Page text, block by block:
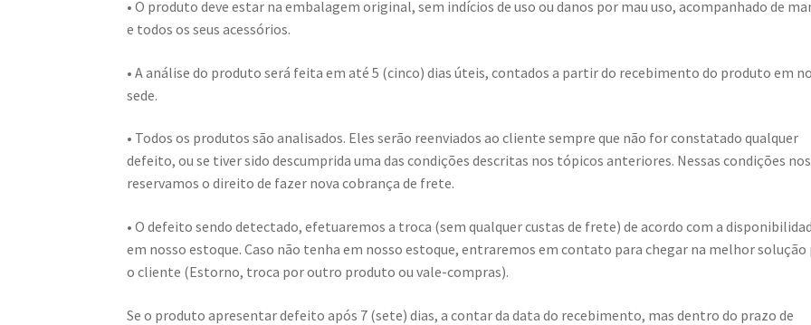
• O produto deve estar na embalagem original, sem indícios de uso ou danos por mau uso, acompanhado de
e todos os seus acessórios.
• A análise do produto será feita em até 5 (cinco) dias úteis, contados a partir do recebimento do produto em
sede.
• Todos os produtos são analisados. Eles serão reenviados ao cliente sempre que não for constatado qualquer
defeito, ou se tiver sido descumprida uma das condições descritas nos tópicos anteriores. Nessas condições nos
reservamos o direito de fazer nova cobrança de frete.
• O defeito sendo detectado, efetuaremos a troca (sem qualquer custas de frete) de acordo com a
em nosso estoque. Caso não tenha em nosso estoque, entraremos em contato para chegar na melhor solução
o cliente (Estorno, troca por outro produto ou vale-compras).
Se o produto apresentar defeito após 7 (sete) dias, a contar da data do recebimento, mas dentro do prazo de